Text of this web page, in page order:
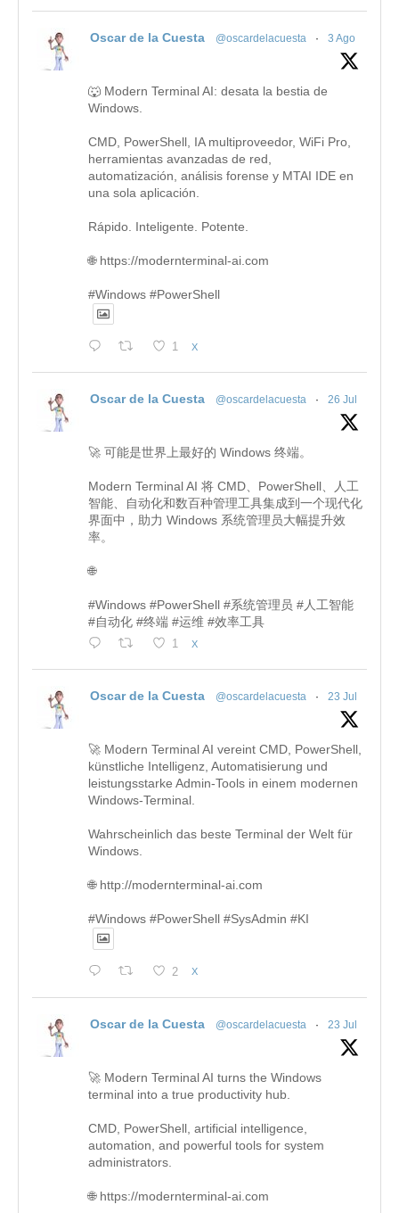
Oscar de la Cuesta @oscardelacuesta · 3 Ago
🐺 Modern Terminal AI: desata la bestia de
Windows.
CMD, PowerShell, IA multiproveedor, WiFi Pro,
herramientas avanzadas de red,
automatización, análisis forense y MTAI IDE en
una sola aplicación.
Rápido. Inteligente. Potente.
🌐 https://modernterminal-ai.com
#Windows #PowerShell
1 X
Oscar de la Cuesta @oscardelacuesta · 26 Jul
🚀 可能是世界上最好的 Windows 终端。
Modern Terminal AI 将 CMD、PowerShell、人工
智能、自动化和数百种管理工具集成到一个现代化
界面中，助力 Windows 系统管理员大幅提升效
率。
🌐
#Windows #PowerShell #系统管理员 #人工智能
#自动化 #终端 #运维 #效率工具
1 X
Oscar de la Cuesta @oscardelacuesta · 23 Jul
🚀 Modern Terminal AI vereint CMD, PowerShell,
künstliche Intelligenz, Automatisierung und
leistungsstarke Admin-Tools in einem modernen
Windows-Terminal.
Wahrscheinlich das beste Terminal der Welt für
Windows.
🌐 http://modernterminal-ai.com
#Windows #PowerShell #SysAdmin #KI
2 X
Oscar de la Cuesta @oscardelacuesta · 23 Jul
🚀 Modern Terminal AI turns the Windows
terminal into a true productivity hub.
CMD, PowerShell, artificial intelligence,
automation, and powerful tools for system
administrators.
🌐 https://modernterminal-ai.com